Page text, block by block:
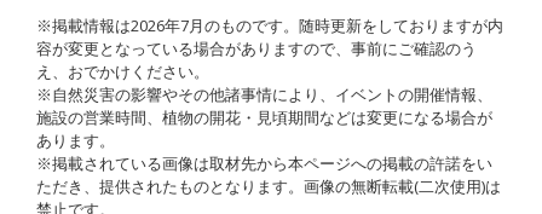
※掲載情報は2026年7月のものです。随時更新をしておりますが内
容が変更となっている場合がありますので、事前にご確認のう
え、おでかけください。
※自然災害の影響やその他諸事情により、イベントの開催情報、
施設の営業時間、植物の開花・見頃期間などは変更になる場合が
あります。
※掲載されている画像は取材先から本ページへの掲載の許諾をい
ただき、提供されたものとなります。画像の無断転載(二次使用)は
禁止です。